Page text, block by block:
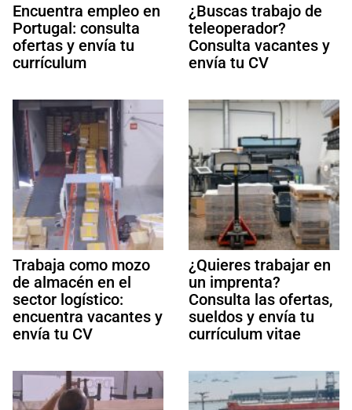
Encuentra empleo en
Portugal: consulta
ofertas y envía tu
currículum
¿Buscas trabajo de
teleoperador?
Consulta vacantes y
envía tu CV
Trabaja como mozo
de almacén en el
sector logístico:
encuentra vacantes y
envía tu CV
¿Quieres trabajar en
un imprenta?
Consulta las ofertas,
sueldos y envía tu
currículum vitae